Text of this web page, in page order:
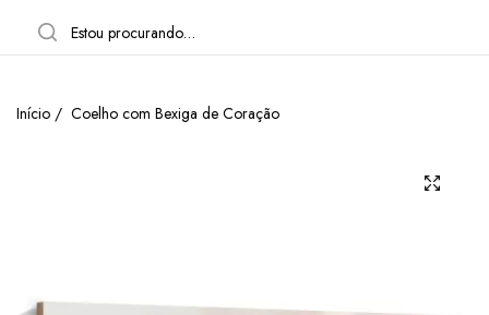
10% OFF com o cupom: BEMVINDO
Frete grátis acima de R$300 em produtos
Início / Coelho com Bexiga de Coração